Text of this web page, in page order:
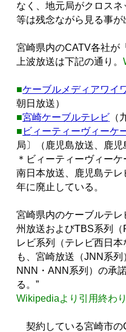
なく、地元局がクロス
等は残念ながら見る事が
宮崎県内のCATV各社が
上波放送は下記の通り。
■ケーブルメディアワイ
朝日放送）
■宮崎ケーブルテレビ （
■ ビィーティーヴィーケ
局〕（鹿児島放送、鹿児
＊ビィーティーヴィー
南日本放送、鹿児島テ
年に廃止している。
宮崎県内のケーブルテ
州放送およびTBS系列
レビ系列（テレビ西日
も、宮崎放送（JNN系
NNN・ANN系列）の承
る。”
Wikipediaより引用終わり
契約している宮崎市の